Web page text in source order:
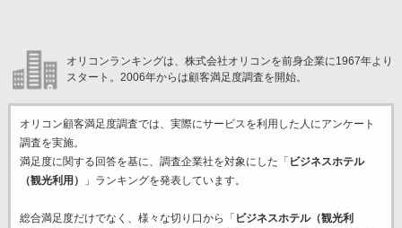
オリコンランキングは、株式会社オリコンを前身企業に1967年より
スタート。2006年からは顧客満足度調査を開始。
オリコン顧客満足度調査では、実際にサービスを利用した 人にアンケート
調査を実施。
満足度に関する回答を基に、調査企業社を対象にした「 ビジネスホテル
（観光利用）
」ランキングを発表しています。
総合満足度だけでなく、様々な切り口から「 ビジネスホテル（観光利